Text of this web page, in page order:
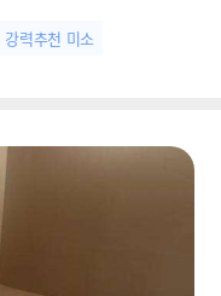
강력추천 미소